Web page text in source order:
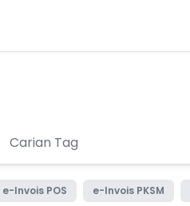
e-Invois POS e-Invois PKSM